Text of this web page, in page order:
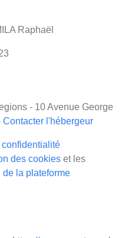
Raphaël
- 10 Avenue George
Contacter l'hébergeur
des cookies et les
de la plateforme